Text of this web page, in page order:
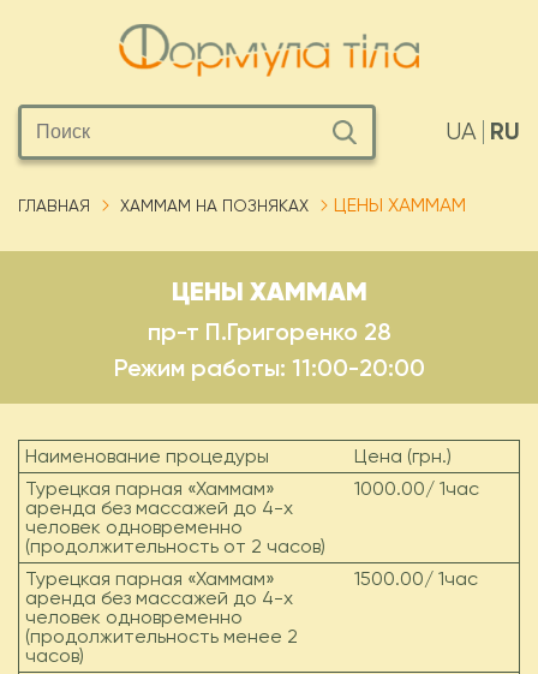
RU
UA
ГЛАВНАЯ ХАММАМ НА ПОЗНЯКАХ ЦЕНЫ ХАММАМ
ЦЕНЫ ХАММАМ
пр-т П.Григоренко 28
Режим работы: 11:00-20:00
Наименование процедуры
Цена (грн.)
Турецкая парная «Хаммам»
аренда без массажей до 4-х
человек одновременно
(продолжительность от 2 часов)
1000.00/ 1час
Турецкая парная «Хаммам»
аренда без массажей до 4-х
человек одновременно
(продолжительность менее 2
часов)
1500.00/ 1час